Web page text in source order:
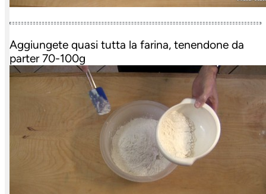
Aggiungete quasi tutta la farina, tenendone da
parter 70-100g